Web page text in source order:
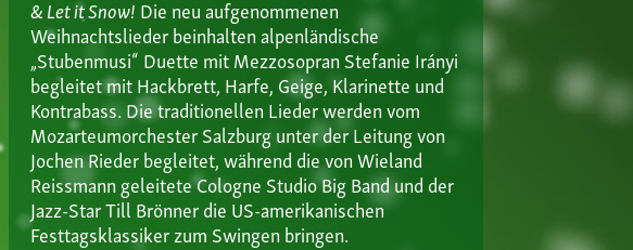
& Let it Snow! Die neu aufgenommenen
Weihnachtslieder beinhalten alpenländische
„Stubenmusi“ Duette mit Mezzosopran Stefanie Irányi
begleitet mit Hackbrett, Harfe, Geige, Klarinette und
Kontrabass. Die traditionellen Lieder werden vom
Mozarteumorchester Salzburg unter der Leitung von
Jochen Rieder begleitet, während die von Wieland
Reissmann geleitete Cologne Studio Big Band und der
Jazz-Star Till Brönner die US-amerikanischen
Festtagsklassiker zum Swingen bringen.